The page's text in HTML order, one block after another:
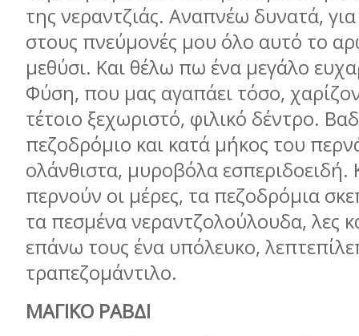
της νεραντζιάς. Αναπνέω δυνατά,
στους πνεύμονές μου όλο αυτό το
μεθύσι. Και θέλω πω ένα μεγάλο
Φύση, που μας αγαπάει τόσο,
τέτοιο ξεχωριστό, φιλικό δέντρο.
πεζοδρόμιο και κατά μήκος του
ολάνθιστα, μυροβόλα εσπεριδοειδή.
περνούν οι μέρες, τα πεζοδρόμια
τα πεσμένα νεραντζολούλουδα, λες
επάνω τους ένα υπόλευκο,
τραπεζομάντιλο.
ΜΑΓΙΚΟ ΡΑΒΔΙ